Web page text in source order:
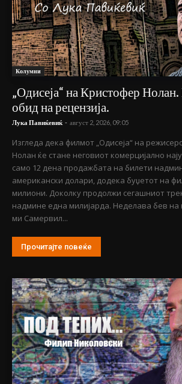
Колумни
„Одисеја“ на Кристофер
обид на рецензија.
Лука Павиќевиќ - август 2, 2026, 09:05
Изгледа дека филмот „Одисеја“ на
Нолан ќе стане неговиот комерцијално
само 12 дена продажбата на билети
американски долари, додека буџетот на
милиони. Доколку продолжи сегашниот
надмине една милијарда. Неделава бев на кино во соседниот
ми Самервил...
Прочитајте повеќе